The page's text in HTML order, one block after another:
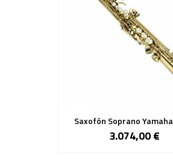
Saxofón Soprano Yamaha
3.074,00 €